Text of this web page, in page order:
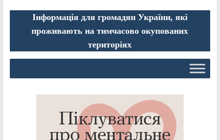
Інформація для громадян України, які
проживають на тимчасово окупованих
територіях